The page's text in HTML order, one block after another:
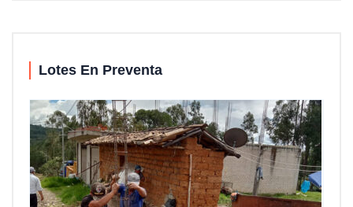
Lotes En Preventa